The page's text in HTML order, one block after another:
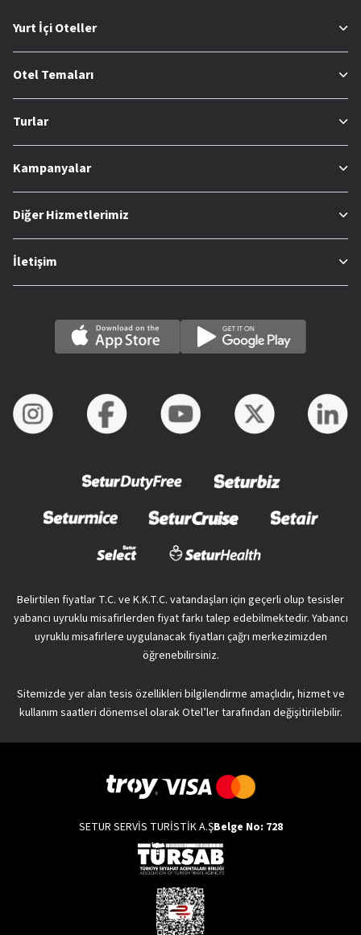
Yurt İçi Oteller
Otel Temaları
Turlar
Kampanyalar
Diğer Hizmetlerimiz
İletişim
Belirtilen fiyatlar T.C. ve K.K.T.C. vatandaşları için geçerli olup tesisler
yabancı uyruklu misafirlerden fiyat farkı talep edebilmektedir. Yabancı
uyruklu misafirlere uygulanacak fiyatları çağrı merkezimizden
öğrenebilirsiniz.
Sitemizde yer alan tesis özellikleri bilgilendirme amaçlıdır, hizmet ve
kullanım saatleri dönemsel olarak Otel’ler tarafından değişitirilebilir.
SETUR SERVİS TURİSTİK A.ŞBelge No: 728